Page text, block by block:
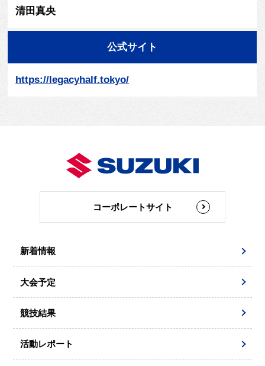
清田真央
公式サイト
https://legacyhalf.tokyo/
コーポレートサイト
新着情報
大会予定
競技結果
活動レポート